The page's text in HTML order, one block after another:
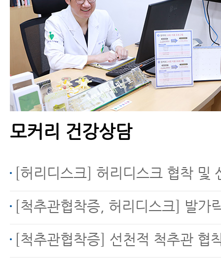
모커리 건강상담
[허리디스크] 허리디스크 협착 및 신경통 문의 (디스크내장
[척추관협착증, 허리디스크] 발가락 마비
[척추관협착증] 선천적 척추관 협착증으로 인한